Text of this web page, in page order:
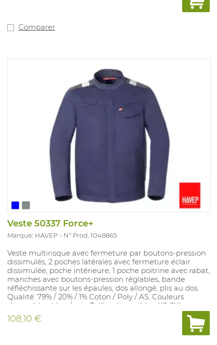
Comparer
Veste 50337 Force+
Marque: HAVEP N° Prod. 1048865
Veste multirisque avec fermeture par boutons-pression
dissimulés, 2 poches latérales avec fermeture éclair
dissimulée, poche intérieure, 1 poche poitrine avec rabat,
manches avec boutons-pression réglables, bande
réfléchissante sur les épaules, dos allongé, plis au dos.
Qualité: 79% / 20% / 1% Coton / Poly / AS. Couleurs
disponibles: bleu / gris. Tailles disponibles: XS-2XL.
Normes: EN 1149, EN 13034, IEC 61482, EN ISO 11611 (classe
2 en face) et EN ISO 11612.
108,10 €